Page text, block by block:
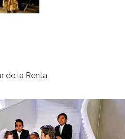
de la Renta